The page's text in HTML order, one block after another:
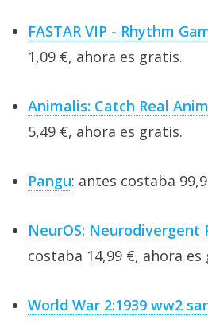
FASTAR VIP - Rhythm
1,09 €, ahora es gratis.
Animalis: Catch Real
5,49 €, ahora es gratis.
Pangu: antes costaba
NeurOS: Neurodivergent
costaba 14,99 €, ahora es
World War 2:1939 ww2